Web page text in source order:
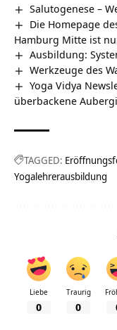
Salutogenese –
Die Homepage
Hamburg Mitte ist
Ausbildung:
Werkzeuge des
Yoga Vidya
überbackene
TAGGED:
Yogalehrerausbildung
Liebe
0
Traurig
0